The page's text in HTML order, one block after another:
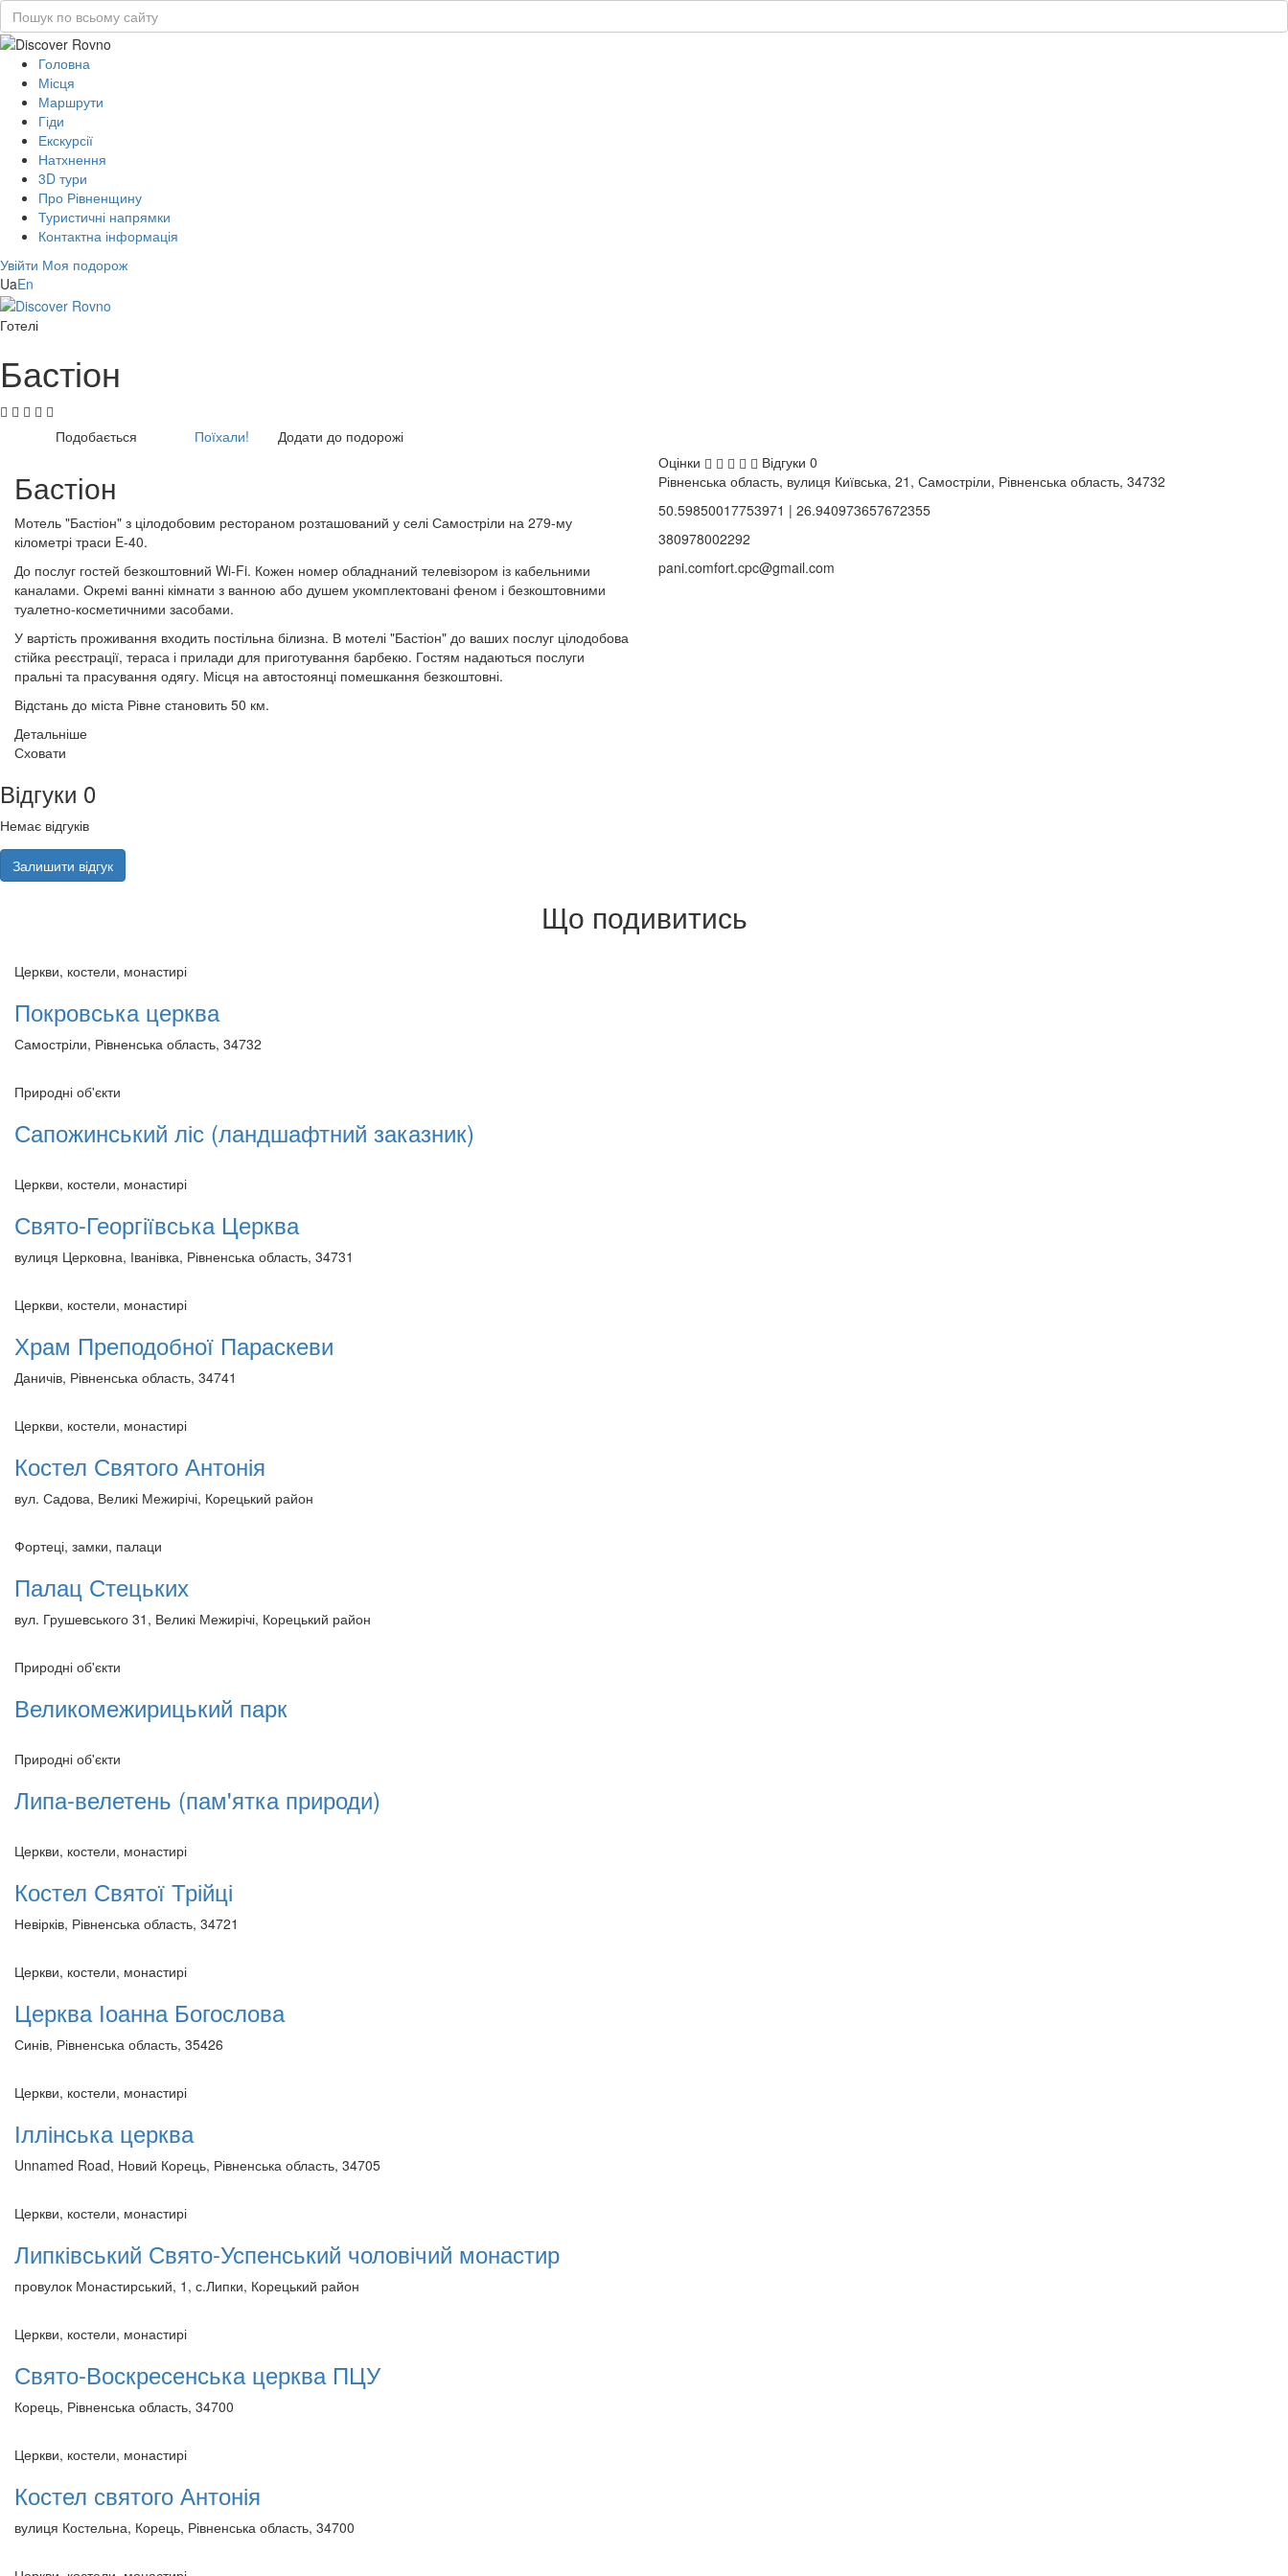
Головна
Місця
Маршрути
Гіди
Екскурсії
Натхнення
3D тури
Про Рівненщину
Туристичні напрямки
Контактна інформація
Увійти Моя подорож
UaEn
Готелі
Бастіон
Подобається Поїхали! Додати до подорожі
Бастіон
Мотель "Бастіон" з цілодобовим рестораном розташований у селі Самостріли на 279-му
кілометрі траси E-40.
До послуг гостей безкоштовний Wi-Fi. Кожен номер обладнаний телевізором із кабельними
каналами. Окремі ванні кімнати з ванною або душем укомплектовані феном і безкоштовними
туалетно-косметичними засобами.
У вартість проживання входить постільна білизна. В мотелі "Бастіон" до ваших послуг цілодобова
стійка реєстрації, тераса і прилади для приготування барбекю. Гостям надаються послуги
пральні та прасування одягу. Місця на автостоянці помешкання безкоштовні.
Відстань до міста Рівне становить 50 км.
Детальніше
Сховати
Оцінки Відгуки 0
Рівненська область, вулиця Київська, 21, Самостріли, Рівненська область, 34732
50.59850017753971 | 26.940973657672355
380978002292
pani.comfort.cpc@gmail.com
Відгуки 0
Немає відгуків
Залишити відгук
Що подивитись
Церкви, костели, монастирі
Покровська церква
Самостріли, Рівненська область, 34732
Природні об'єкти
Сапожинський ліс (ландшафтний заказник)
Церкви, костели, монастирі
Свято-Георгіївська Церква
вулиця Церковна, Іванівка, Рівненська область, 34731
Церкви, костели, монастирі
Храм Преподобної Параскеви
Даничів, Рівненська область, 34741
Церкви, костели, монастирі
Костел Святого Антонія
вул. Садова, Великі Межирічі, Корецький район
Фортеці, замки, палаци
Палац Стецьких
вул. Грушевського 31, Великі Межирічі, Корецький район
Природні об'єкти
Великомежирицький парк
Природні об'єкти
Липа-велетень (пам'ятка природи)
Церкви, костели, монастирі
Костел Святої Трійці
Невірків, Рівненська область, 34721
Церкви, костели, монастирі
Церква Іоанна Богослова
Синів, Рівненська область, 35426
Церкви, костели, монастирі
Іллінська церква
Unnamed Road, Новий Корець, Рівненська область, 34705
Церкви, костели, монастирі
Липківський Свято-Успенський чоловічий монастир
провулок Монастирський, 1, с.Липки, Корецький район
Церкви, костели, монастирі
Свято-Воскресенська церква ПЦУ
Корець, Рівненська область, 34700
Церкви, костели, монастирі
Костел святого Антонія
вулиця Костельна, Корець, Рівненська область, 34700